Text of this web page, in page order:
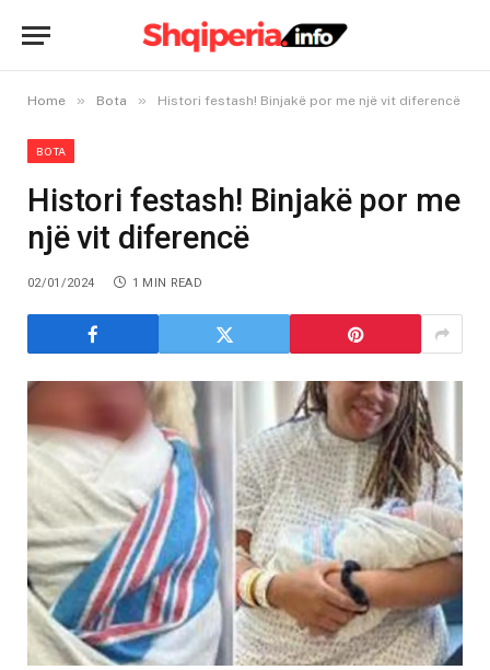
Home » Bota » Histori festash! Binjakë por me një vit diferencë
BOTA
Histori festash! Binjakë por me
një vit diferencë
02/01/2024 1 MIN READ